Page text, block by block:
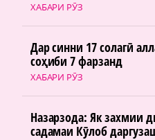
ХАБАРИ РӮЗ
ХАБАРИ РӮЗ
Дар синни 17 солагӣ
соҳиби 7 фарзанд
Назарзода: Як захмии
садамаи Кӯлоб